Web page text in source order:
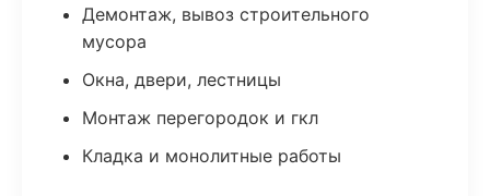
Демонтаж, вывоз строительного
мусора
Окна, двери, лестницы
Монтаж перегородок и гкл
Кладка и монолитные работы